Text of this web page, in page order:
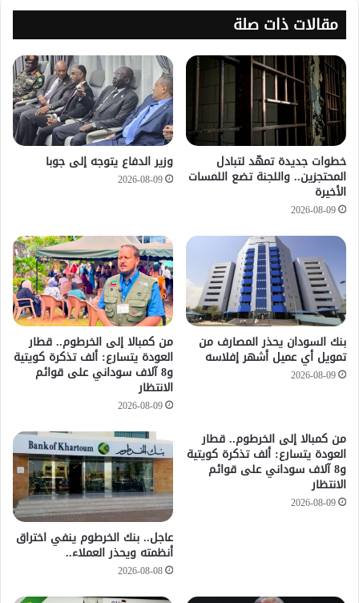
مقالات ذات صلة
خطوات جديدة تمهّد لتبادل
المحتجزين.. واللجنة تضع اللمسات
الأخيرة
2026-08-09
وزير الدفاع يتوجه إلى جوبا
2026-08-09
بنك السودان يحذر المصارف من
تمويل أي عميل أشهر إفلاسه
2026-08-09
من كمبالا إلى الخرطوم.. قطار
العودة يتسارع: ألف تذكرة كويتية
و8 آلاف سوداني على قوائم
الانتظار
2026-08-09
من كمبالا إلى الخرطوم.. قطار
العودة يتسارع: ألف تذكرة كويتية
و8 آلاف سوداني على قوائم
الانتظار
2026-08-09
عاجل.. بنك الخرطوم ينفي اختراق
أنظمته ويحذر العملاء..
2026-08-08